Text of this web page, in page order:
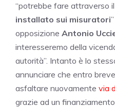
“potrebbe fare attraverso il
installato sui misuratori
opposizione Antonio
interesseremo della
autorità”. Intanto è lo
annunciare che entro
asfaltare nuovamente via
grazie ad un